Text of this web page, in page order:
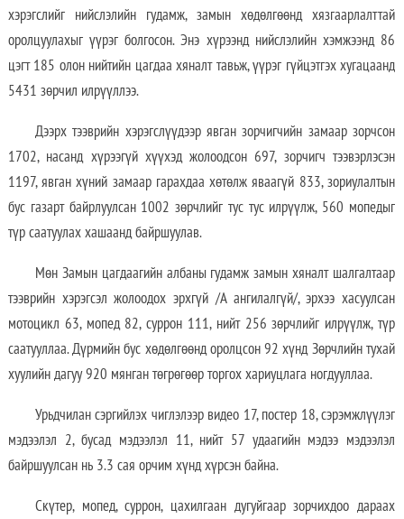
хэрэгслийг нийслэлийн гудамж, замын хөдөлгөөнд хязгаарлалттай
оролцуулахыг үүрэг болгосон. Энэ хүрээнд нийслэлийн хэмжээнд 86
цэгт 185 олон нийтийн цагдаа хяналт тавьж, үүрэг гүйцэтгэх хугацаанд
5431 зөрчил илрүүллээ.
Дээрх тээврийн хэрэгслүүдээр явган зорчигчийн замаар зорчсон
1702, насанд хүрээгүй хүүхэд жолоодсон 697, зорчигч тээвэрлэсэн
1197, явган хүний замаар гарахдаа хөтөлж яваагүй 833, зориулалтын
бус газарт байрлуулсан 1002 зөрчлийг тус тус илрүүлж, 560 мопедыг
түр саатуулах хашаанд байршуулав.
Мөн Замын цагдаагийн албаны гудамж замын хяналт шалгалтаар
тээврийн хэрэгсэл жолоодох эрхгүй /А ангилалгүй/, эрхээ хасуулсан
мотоцикл 63, мопед 82, суррон 111, нийт 256 зөрчлийг илрүүлж, түр
саатууллаа. Дүрмийн бус хөдөлгөөнд оролцсон 92 хүнд Зөрчлийн тухай
хуулийн дагуу 920 мянган төгрөгөөр торгох хариуцлага ногдууллаа.
Урьдчилан сэргийлэх чиглэлээр видео 17, постер 18, сэрэмжлүүлэг
мэдээлэл 2, бусад мэдээлэл 11, нийт 57 удаагийн мэдээ мэдээлэл
байршуулсан нь 3.3 сая орчим хүнд хүрсэн байна.
Скүтер, мопед, суррон, цахилгаан дугуйгаар зорчихдоо дараах